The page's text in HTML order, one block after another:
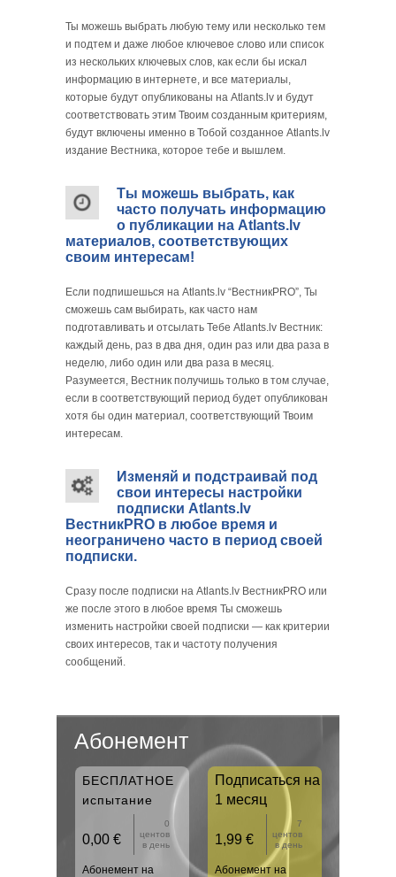
Ты можешь выбрать любую тему или несколько тем
и подтем и даже любое ключевое слово или список
из нескольких ключевых слов, как если бы искал
информацию в интернете, и все материалы,
которые будут опубликованы на Atlants.lv и будут
соответствовать этим Твоим созданным критериям,
будут включены именно в Тобой созданное Atlants.lv
издание Вестника, которое тебе и вышлем.
Ты можешь выбрать, как
часто получать информацию
о публикации на Atlants.lv
материалов, соответствующих
своим интересам!
Если подпишешься на Atlants.lv “ВестникPRO”, Ты
сможешь сам выбирать, как часто нам
подготавливать и отсылать Тебе Atlants.lv Вестник:
каждый день, раз в два дня, один раз или два раза в
неделю, либо один или два раза в месяц.
Разумеется, Вестник получишь только в том случае,
если в соответствующий период будет опубликован
хотя бы один материал, соответствующий Твоим
интересам.
Изменяй и подстраивай под
свои интересы настройки
подписки Atlants.lv
ВестникPRO в любое время и
неограничено часто в период своей
подписки.
Сразу после подписки на Atlants.lv ВестникPRO или
же после этого в любое время Ты сможешь
изменить настройки своей подписки — как критерии
своих интересов, так и частоту получения
сообщений.
Абонемент
БЕСПЛАТНОЕ
испытание
0,00 €
0
центов
в день
Абонемент на
Подписаться на
1 месяц
1,99 €
7
центов
в день
Абонемент на